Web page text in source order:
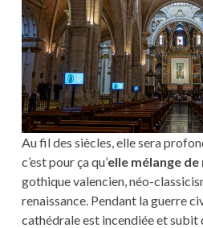
Au fil des siècles, elle sera
c’est pour ça qu’elle mélange
gothique valencien, néo-
renaissance. Pendant la guerre
cathédrale est incendiée et subit